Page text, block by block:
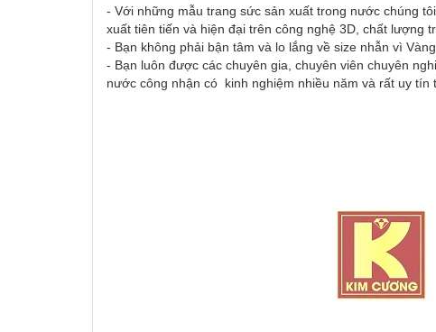
- Với những mẫu trang sức sản xuất trong nước chúng
xuất tiên tiến và hiện đại trên công nghệ 3D, chất lượng
- Bạn không phải bận tâm và lo lắng về size nhẫn vì
- Bạn luôn được các chuyên gia, chuyên viên chuyên
nước công nhận có kinh nghiệm nhiều năm và rất uy